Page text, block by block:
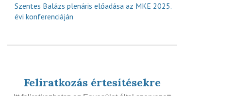
Szentes Balázs plenáris előadása az MKE 2025.
évi konferenciáján
Feliratkozás értesítésekre